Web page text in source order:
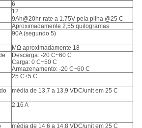
6
12
9Ah@20hr-rate a 1.75V pela pilha @25 C
Aproximadamente 2,55 quilogramas
90A (segundo 5)
MΩ aproximadamente 18
Descarga: -20 C~60 C
Carga: 0 C~50 C
Armazenamento: -20 C~60 C
25 C±5 C
média de 13,7 a 13,9 VDC/unit em 25 C
2,16 A
média de 14,6 a 14,8 VDC/unit em 25 C